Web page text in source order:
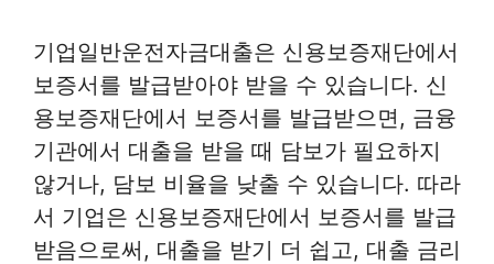
기업일반운전자금대출은 신용보증재단에서
보증서를 발급받아야 받을 수 있습니다. 신
용보증재단에서 보증서를 발급받으면, 금융
기관에서 대출을 받을 때 담보가 필요하지
않거나, 담보 비율을 낮출 수 있습니다. 따라
서 기업은 신용보증재단에서 보증서를 발급
받음으로써, 대출을 받기 더 쉽고, 대출 금리